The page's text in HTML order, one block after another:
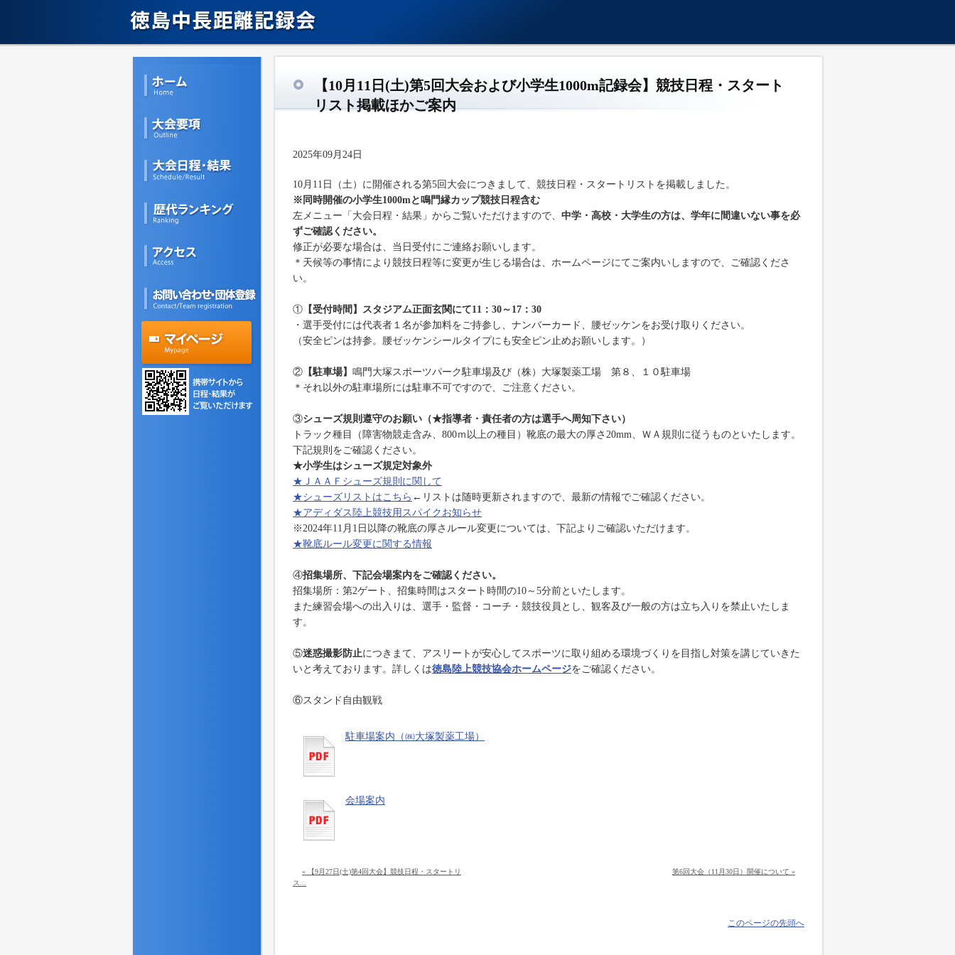
【10月11日(土)第5回大会および小学生1000m記録会】競技日程・スタート
リスト掲載ほかご案内
2025年09月24日
10月11日（土）に開催される第5回大会につきまして、競技日程・スタートリストを掲載しました。
※同時開催の小学生1000mと鳴門縁カップ競技日程含む
左メニュー「大会日程・結果」からご覧いただけますので、 中学・高校・大学生の方は、学年に間違いない事を必
ずご確認ください。
修正が必要な場合は、当日受付にご連絡お願いします。
＊天候等の事情により競技日程等に変更が生じる場合は、ホームページにてご案内いしますので、ご確認くださ
い。
① 【受付時間】スタジアム正面玄関にて11：30～17：30
・選手受付には代表者１名が参加料をご持参し、ナンバーカード、腰ゼッケンをお受け取りください。
（安全ピンは持参。腰ゼッケンシールタイプにも安全ピン止めお願いします。）
② 【駐車場】 鳴門大塚スポーツパーク駐車場及び（株）大塚製薬工場 第８、１０駐車場
＊それ以外の駐車場所には駐車不可ですので、ご注意ください。
③シューズ規則遵守のお願い（★指導者・責任者の方は選手へ周知下さい）
トラック種目（障害物競走含み、800ｍ以上の種目）靴底の最大の厚さ20mm、ＷＡ規則に従うものといたします。
下記規則をご確認ください。
★小学生はシューズ規定対象外
★ＪＡＡＦシューズ規則に関して
★シューズリストはこちら ←リストは随時更新されますので、最新の情報でご確認ください。
★アディダス陸上競技用スパイクお知らせ
※2024年11月1日以降の靴底の厚さルール変更については、下記よりご確認いただけます。
★靴底ルール変更に関する情報
④招集場所、下記会場案内をご確認ください。
招集場所：第2ゲート、招集時間はスタート時間の10～5分前といたします。
また練習会場への出入りは、選手・監督・コーチ・競技役員とし、観客及び一般の方は立ち入りを禁止いたしま
す。
⑤迷惑撮影防止につきまて、アスリートが安心してスポーツに取り組める環境づくりを目指し対策を講じていきた
いと考えております。詳しくは徳島陸上競技協会ホームページをご確認ください。
⑥スタンド自由観戦
駐車場案内（㈱大塚製薬工場）
会場案内
« 【9月27日(土)第4回大会】競技日程・スタートリ
ス...
第6回大会（11月30日）開催について »
このページの先頭へ